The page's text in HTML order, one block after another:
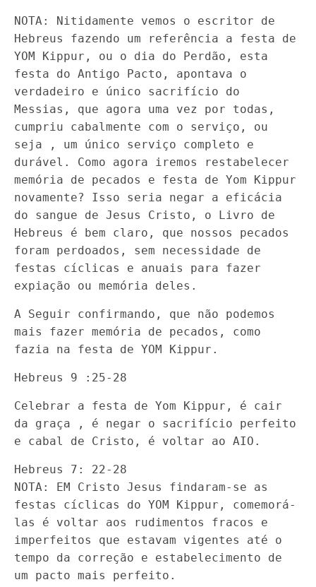
NOTA: Nitidamente vemos o escritor de
Hebreus fazendo um referência a festa de
YOM Kippur, ou o dia do Perdão, esta
festa do Antigo Pacto, apontava o
verdadeiro e único sacrifício do
Messias, que agora uma vez por todas,
cumpriu cabalmente com o serviço, ou
seja , um único serviço completo e
durável. Como agora iremos restabelecer
memória de pecados e festa de Yom Kippur
novamente? Isso seria negar a eficácia
do sangue de Jesus Cristo, o Livro de
Hebreus é bem claro, que nossos pecados
foram perdoados, sem necessidade de
festas cíclicas e anuais para fazer
expiação ou memória deles.
A Seguir confirmando, que não podemos
mais fazer memória de pecados, como
fazia na festa de YOM Kippur.
Hebreus 9 :25-28
Celebrar a festa de Yom Kippur, é cair
da graça , é negar o sacrifício perfeito
e cabal de Cristo, é voltar ao AIO.
Hebreus 7: 22-28
NOTA: EM Cristo Jesus findaram-se as
festas cíclicas do YOM Kippur, comemorá-
las é voltar aos rudimentos fracos e
imperfeitos que estavam vigentes até o
tempo da correção e estabelecimento de
um pacto mais perfeito.